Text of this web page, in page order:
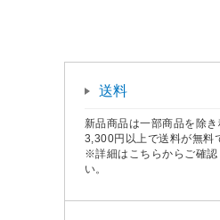
送料
新品商品は一部商品を除き
3,300円以上で送料が無料
※詳細はこちらからご確認
い。